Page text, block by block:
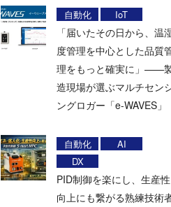
自動化 IoT
「届いたその日から、温
度管理を中心とした品質
理をもっと確実に」——
造現場が選ぶマルチセン
ングロガー「e-WAVES」
自動化
AI
DX
PID制御を楽にし、生産性
向上にも繋がる熟練技術